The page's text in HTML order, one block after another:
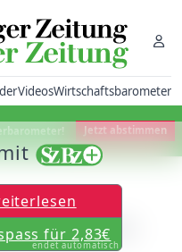
VideosWirtschaftsbarometer
Jetzt abstimmen
kommen
für 2,83€
endet automatisch